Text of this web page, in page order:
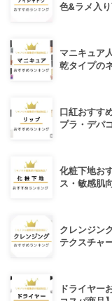
色&ラメ入
マニキュア
乾タイプの
口紅おすす
プラ・デパ
化粧下地お
ス・敏感肌
クレンジン
テクスチャ
ドライヤー